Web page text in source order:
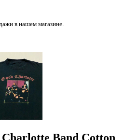
в нашем магазине.